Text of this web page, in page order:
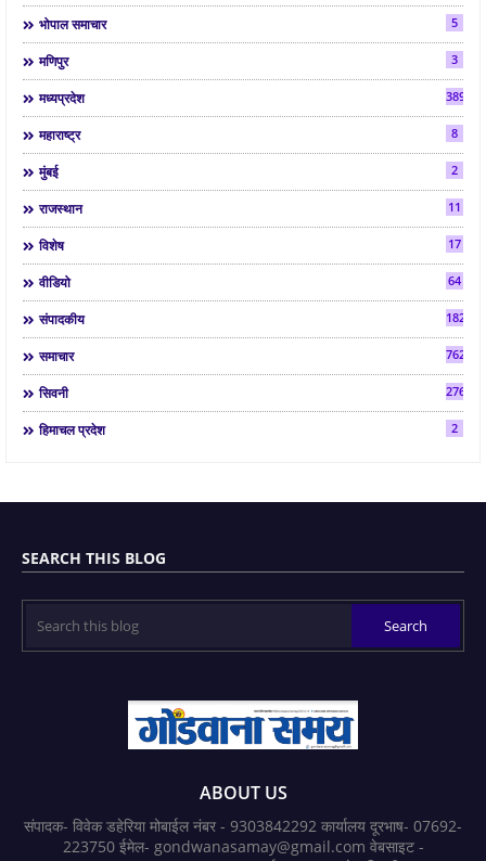
भोपाल समाचार 5
मणिपुर 3
मध्यप्रदेश 3892
महाराष्ट्र 8
मुंबई 2
राजस्थान 11
विशेष 17
वीडियो 64
संपादकीय 182
समाचार 7624
सिवनी 2763
हिमाचल प्रदेश 2
SEARCH THIS BLOG
ABOUT US
संपादक- विवेक डहेरिया मोबाईल नंबर - 9303842292 कार्यालय दूरभाष- 07692-
223750 ईमेल- gondwanasamay@gmail.com वेबसाइट -